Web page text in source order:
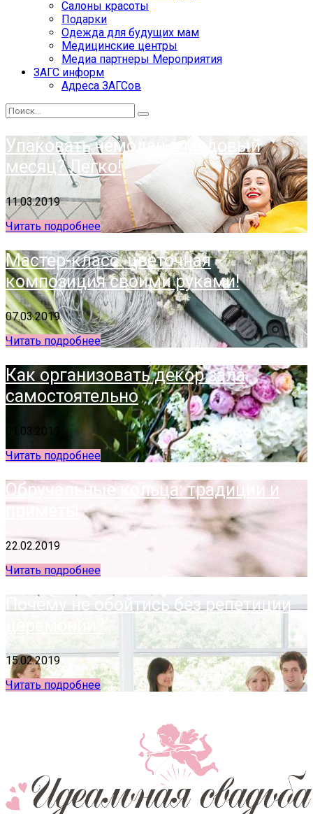
Салоны красоты
Подарки
Одежда для будущих мам
Медицинские центры
Медиа партнеры Мероприятия
ЗАГС информ
Адреса ЗАГСов
Упаковать чемодан в медовый
месяц? Легко!
11.03.2019
Читать подробнее
Мастер-класс: цветочная
композиция своими руками!
07.03.2019
Читать подробнее
Как организовать декор зала
самостоятельно
01.03.2019
Читать подробнее
Обручальные кольца: традиции и
приметы
22.02.2019
Читать подробнее
Почему не обойтись без репетиции
церемонии?
15.02.2019
Читать подробнее